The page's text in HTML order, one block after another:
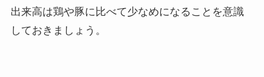
出来高は鶏や豚に比べて少なめになることを意識
しておきましょう。